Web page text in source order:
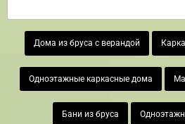
Дома из бруса с верандой
Одноэтажные каркасные дома
Бани из бруса